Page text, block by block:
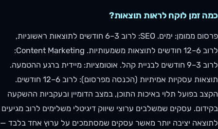
כמה זמן לוקח לראות תוצאות?
פרסום ממומן: ימים. SEO: לרוב 3–6 חודשים לתוצאות ראשוניות,
לרוב 6–12 חודשים לתוצאות משמעותיות. Content Marketing:
לרוב 3–9 חודשים לבניית קהל. אוטומציות: מיידית ברגע ההטמעה.
תוצאות עסקיות אמיתיות (הכנסה מפרסום): לרוב 6–12 חודשים.
הקצב בפועל תלוי באיכות התוכן, במצב הדומיין ובעקביות ההשקעה
בקידום. עסקים שמשלבים ערוצי שיווק דיגיטלי משלימים לרוב מגיעים
לתוצאה יציבה יותר מאשר עסקים שמסתמכים על ערוץ אחד בלבד —